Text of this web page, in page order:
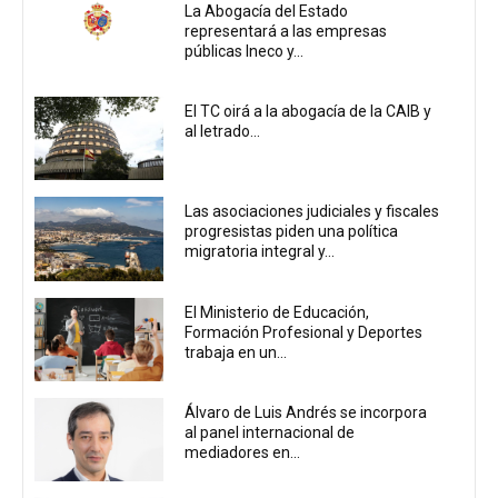
La Abogacía del Estado
representará a las empresas
públicas Ineco y...
El TC oirá a la abogacía de la CAIB y
al letrado...
Las asociaciones judiciales y fiscales
progresistas piden una política
migratoria integral y...
El Ministerio de Educación,
Formación Profesional y Deportes
trabaja en un...
Álvaro de Luis Andrés se incorpora
al panel internacional de
mediadores en...